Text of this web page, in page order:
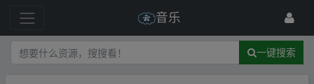
音乐
一键搜索